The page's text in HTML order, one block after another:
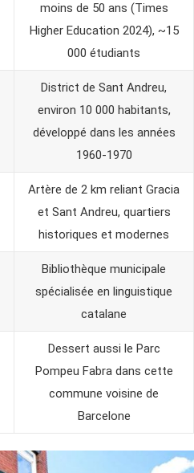
moins de 50 ans (Times
Higher Education 2024), ~15
000 étudiants
District de Sant Andreu,
environ 10 000 habitants,
développé dans les années
1960-1970
Artère de 2 km reliant Gracia
et Sant Andreu, quartiers
historiques et modernes
Bibliothèque municipale
spécialisée en linguistique
catalane
Dessert aussi le Parc
Pompeu Fabra dans cette
commune voisine de
Barcelone